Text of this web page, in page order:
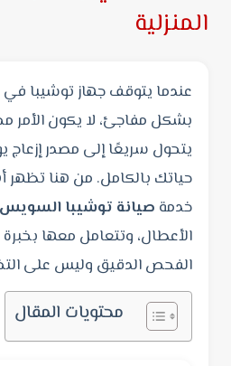
المنزلية
عندما يتوقف جهاز توشيبا
بشكل مفاجئ، لا يكون الأمر
يتحول سريعًا إلى مصدر
حياتك بالكامل. من هنا تظهر
خدمة صيانة توشيبا السويس
الأعطال، وتتعامل معها
الفحص الدقيق وليس على
محتويات المقال